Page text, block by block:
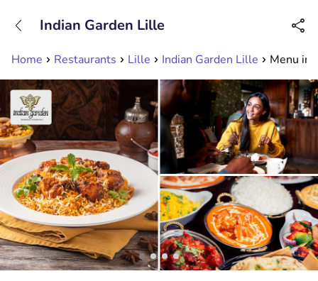
Erreichbar bis 23:00 Uhr (max 0,09€/Min)
Home Restaurants Lille Indian Garden Lille Menu
Indian Garden Lille